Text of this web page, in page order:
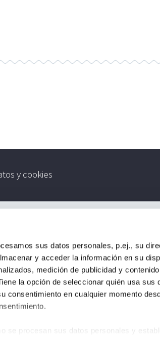
sus datos personales, p.ej., su
y acceder la información en su
medición de publicidad y
la opción de seleccionar quién usa sus
consentimiento en cualquier momento
se procesan sus datos personales y
y cookies